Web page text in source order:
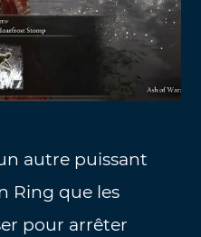
autre puissant
Ring que les
pour arrêter